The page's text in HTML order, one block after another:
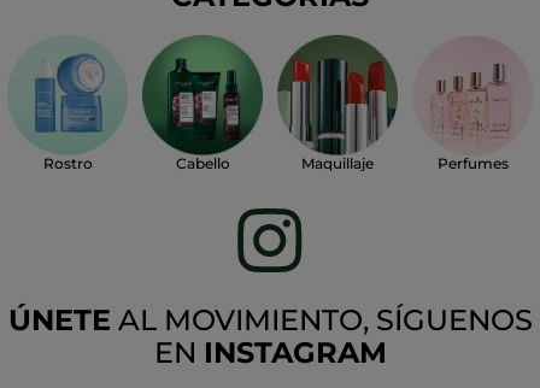
Rostro Cabello Maquillaje Perfumes
ÚNETE AL MOVIMIENTO, SÍGUENOS
EN INSTAGRAM